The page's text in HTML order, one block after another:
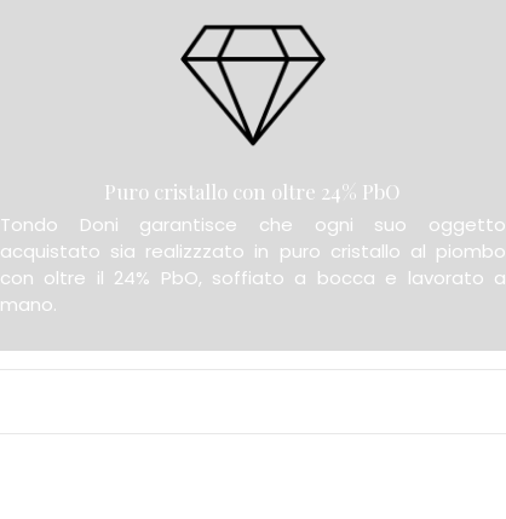
Puro cristallo con oltre 24% PbO
Tondo Doni garantisce che ogni suo oggetto
acquistato sia realizzzato in puro cristallo al piombo
con oltre il 24% PbO, soffiato a bocca e lavorato a
mano.